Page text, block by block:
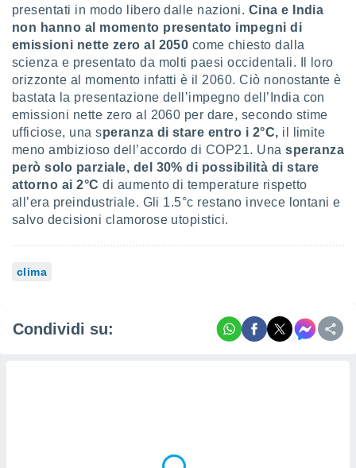
presentati in modo libero dalle nazioni. Cina e India
non hanno al momento presentato impegni di
emissioni nette zero al 2050 come chiesto dalla
scienza e presentato da molti paesi occidentali. Il loro
orizzonte al momento infatti è il 2060. Ciò nonostante è
bastata la presentazione dell’impegno dell’India con
emissioni nette zero al 2060 per dare, secondo stime
ufficiose, una speranza di stare entro i 2°C, il limite
meno ambizioso dell’accordo di COP21. Unasperanza
però solo parziale, del 30% di possibilità di stare
attorno ai 2°Cdi aumento di temperature rispetto
all’era preindustriale. Gli 1.5°c restano invece lontani e
salvo decisioni clamorose utopistici.
clima
Condividi su: